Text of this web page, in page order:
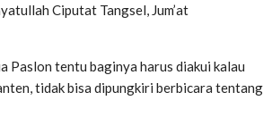
Ciputat Tangsel, Jum’at
Paslon tentu baginya harus diakui kalau
tidak bisa dipungkiri berbicara tentang